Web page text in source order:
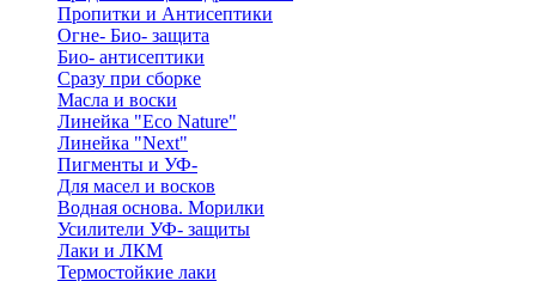
Пропитки и Антисептики
Огне- Био- защита
Био- антисептики
Сразу при сборке
Масла и воски
Линейка "Eco Nature"
Линейка "Next"
Пигменты и УФ-
Для масел и восков
Водная основа. Морилки
Усилители УФ- защиты
Лаки и ЛКМ
Термостойкие лаки